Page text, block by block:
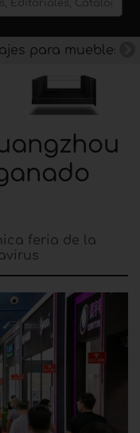
para muebles
feria de la